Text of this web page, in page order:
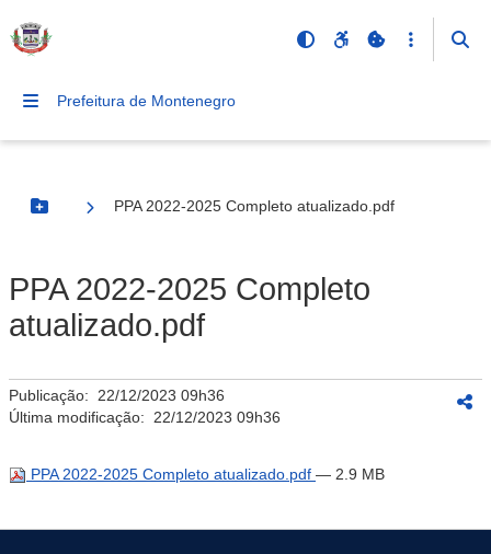
Prefeitura de Montenegro
Botão Menu
PPA 2022-2025 Completo atualizado.pdf
PPA 2022-2025 Completo
atualizado.pdf
Publicação: 22/12/2023 09h36
Última modificação: 22/12/2023 09h36
PPA 2022-2025 Completo atualizado.pdf — 2.9 MB